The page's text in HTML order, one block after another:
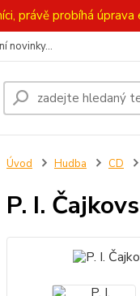
právě probíhá
novinky...
Úvod Hudba CD
P. I.